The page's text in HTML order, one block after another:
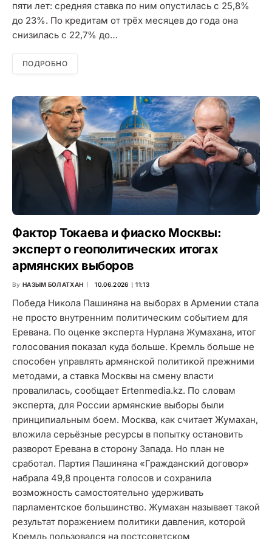
пяти лет: средняя ставка по ним опустилась с 25,8%
до 23%. По кредитам от трёх месяцев до года она
снизилась с 22,7% до…
ПОДРОБНО
Фактор Токаева и фиаско Москвы:
эксперт о геополитических итогах
армянских выборов
By НАЗЫМ БОЛАТХАН 10.06.2026 ∣ 11:13
Победа Никола Пашиняна на выборах в Армении стала
не просто внутренним политическим событием для
Еревана. По оценке эксперта Нурлана Жумахана, итог
голосования показал куда больше. Кремль больше не
способен управлять армянской политикой прежними
методами, а ставка Москвы на смену власти
провалилась, сообщает Ertenmedia.kz. По словам
эксперта, для России армянские выборы были
принципиальным боем. Москва, как считает Жумахан,
вложила серьёзные ресурсы в попытку остановить
разворот Еревана в сторону Запада. Но план не
сработал. Партия Пашиняна «Гражданский договор»
набрала 49,8 процента голосов и сохранила
возможность самостоятельно удерживать
парламентское большинство. Жумахан называет такой
результат поражением политики давления, которой
Кремль пользовался на постсоветском